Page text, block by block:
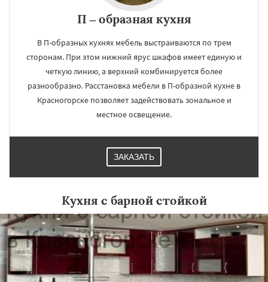
П – образная кухня
В П-образных кухнях мебель выстраиваются по трем
сторонам. При этом нижний ярус шкафов имеет единую и
четкую линию, а верхний комбинируется более
разнообразно. Расстановка мебели в П-образной кухне в
Красногорске позволяет задействовать зональное и
местное освещение.
ЗАКАЗАТЬ
Кухня с барной стойкой